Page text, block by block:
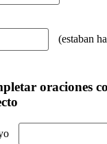
(estaban
oraciones